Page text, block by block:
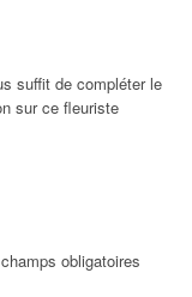
suffit de compléter le
sur ce fleuriste
obligatoires